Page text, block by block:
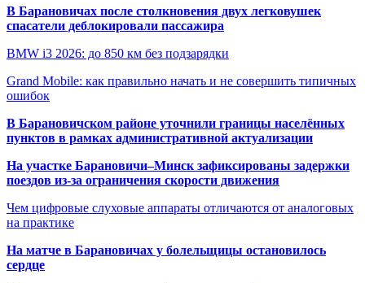
В Барановичах после столкновения двух легковушек
спасатели деблокировали пассажира
BMW i3 2026: до 850 км без подзарядки
Grand Mobile: как правильно начать и не совершить типичных
ошибок
В Барановичском районе уточнили границы населённых
пунктов в рамках административной актуализации
На участке Барановичи–Минск зафиксированы задержки
поездов из-за ограничения скорости движения
Чем цифровые слуховые аппараты отличаются от аналоговых
на практике
На матче в Барановичах у болельщицы остановилось
сердце